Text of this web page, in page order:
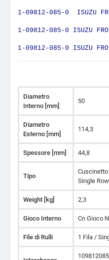
1-09812-085-0 ISUZU
1-09812-085-0 ISUZU
1-09812-085-0 ISUZU
Diametro
Interno [mm]
50
Diametro
Esterno [mm]
114,3
Spessore [mm] 44,8
Tipo
Cuscinetto
Single
Weight [kg] 2,3
Gioco Interno Cn Gioco
File di Rulli 1 Fila /